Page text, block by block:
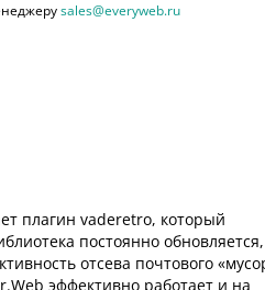
sales@everyweb.ru
плагин vaderetro, который
постоянно обновляется,
отсева почтового
эффективно работает и на